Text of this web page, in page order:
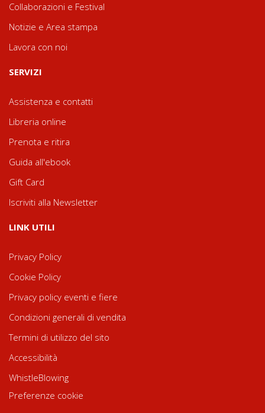
Collaborazioni e Festival
Notizie e Area stampa
Lavora con noi
SERVIZI
Assistenza e contatti
Libreria online
Prenota e ritira
Guida all'ebook
Gift Card
Iscriviti alla Newsletter
LINK UTILI
Privacy Policy
Cookie Policy
Privacy policy eventi e fiere
Condizioni generali di vendita
Termini di utilizzo del sito
Accessibilità
WhistleBlowing
Preferenze cookie